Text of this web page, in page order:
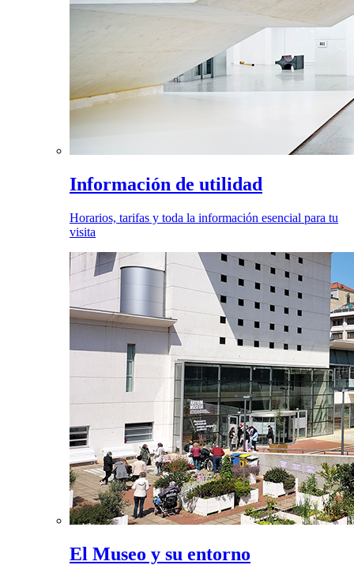
Información de utilidad
Horarios, tarifas y toda la información esencial para tu
visita
El Museo y su entorno